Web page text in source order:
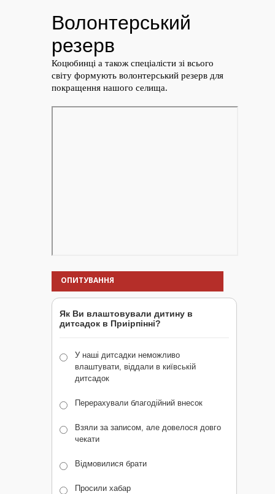
ОПИТУВАННЯ
Як Ви влаштовували дитину в
дитсадок в Приірпінні?
У наші дитсадки неможливо
влаштувати, віддали в київській
дитсадок
Перерахували благодійний внесок
Взяли за записом, але довелося довго
чекати
Відмовилися брати
Просили хабар